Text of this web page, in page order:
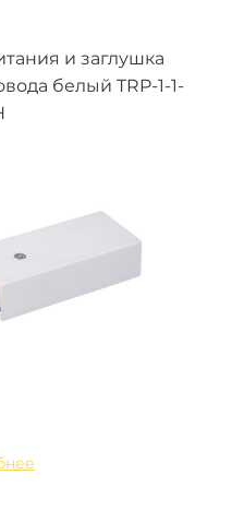
и заглушка
белый TRP-1-1-